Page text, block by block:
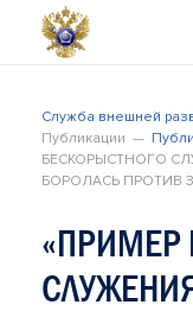
Служба внешней
Публикации
БЕСКОРЫСТНОГО
БОРОЛАСЬ ПРОТИВ
«ПРИМЕР